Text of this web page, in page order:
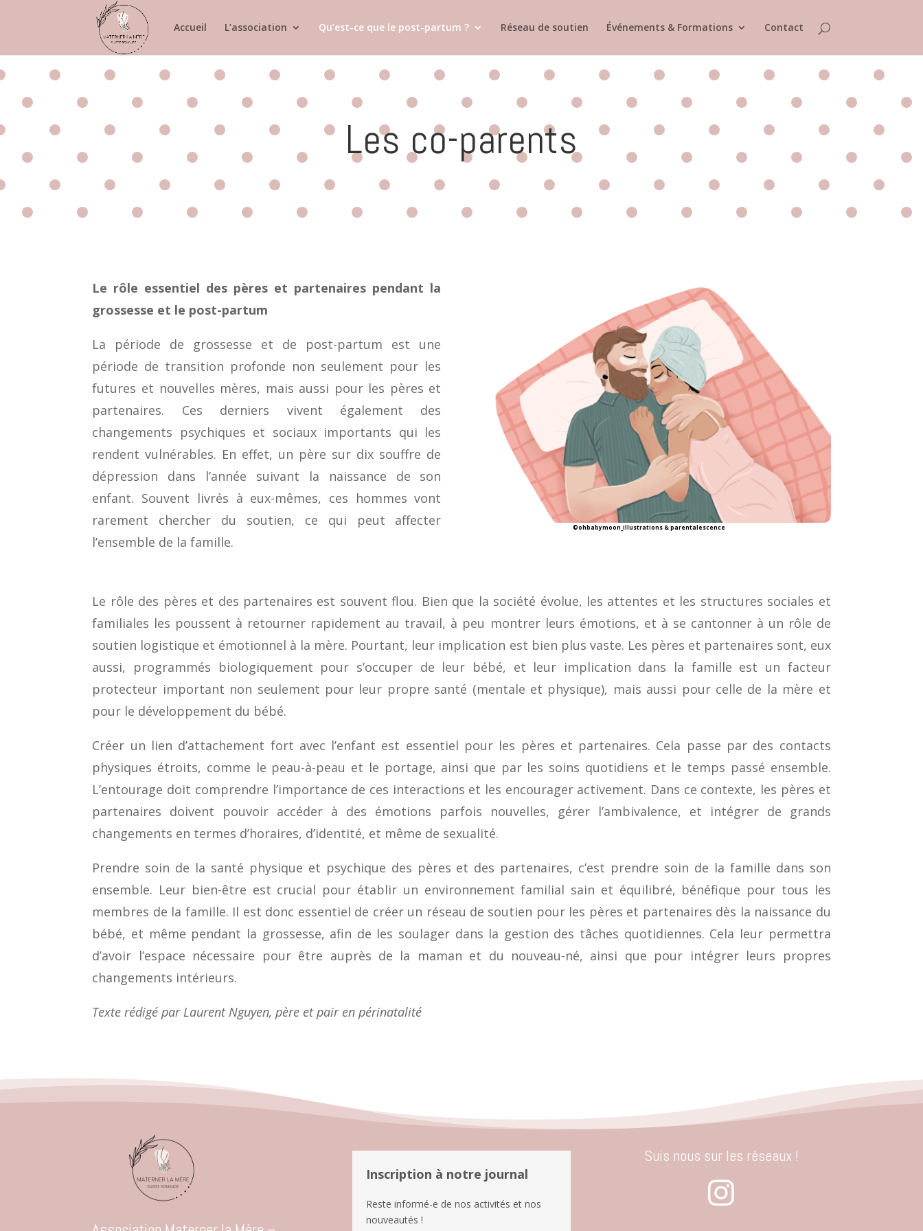
Accueil L’association Qu’est-ce que le post-partum ? Réseau de soutien Événements & Formations Contact
Les co-parents
Le rôle essentiel des pères et partenaires pendant la
grossesse et le post-partum
La période de grossesse et de post-partum est une
période de transition profonde non seulement pour les
futures et nouvelles mères, mais aussi pour les pères et
partenaires. Ces derniers vivent également des
changements psychiques et sociaux importants qui les
rendent vulnérables. En effet, un père sur dix souffre de
dépression dans l’année suivant la naissance de son
enfant. Souvent livrés à eux-mêmes, ces hommes vont
rarement chercher du soutien, ce qui peut affecter
l’ensemble de la famille.
©ohbabymoon_illustrations & parentalescence
Le rôle des pères et des partenaires est souvent flou. Bien que la société évolue, les attentes et les structures sociales et
familiales les poussent à retourner rapidement au travail, à peu montrer leurs émotions, et à se cantonner à un rôle de
soutien logistique et émotionnel à la mère. Pourtant, leur implication est bien plus vaste. Les pères et partenaires sont, eux
aussi, programmés biologiquement pour s’occuper de leur bébé, et leur implication dans la famille est un facteur
protecteur important non seulement pour leur propre santé (mentale et physique), mais aussi pour celle de la mère et
pour le développement du bébé.
Créer un lien d’attachement fort avec l’enfant est essentiel pour les pères et partenaires. Cela passe par des contacts
physiques étroits, comme le peau-à-peau et le portage, ainsi que par les soins quotidiens et le temps passé ensemble.
L’entourage doit comprendre l’importance de ces interactions et les encourager activement. Dans ce contexte, les pères et
partenaires doivent pouvoir accéder à des émotions parfois nouvelles, gérer l’ambivalence, et intégrer de grands
changements en termes d’horaires, d’identité, et même de sexualité.
Prendre soin de la santé physique et psychique des pères et des partenaires, c’est prendre soin de la famille dans son
ensemble. Leur bien-être est crucial pour établir un environnement familial sain et équilibré, bénéfique pour tous les
membres de la famille. Il est donc essentiel de créer un réseau de soutien pour les pères et partenaires dès la naissance du
bébé, et même pendant la grossesse, afin de les soulager dans la gestion des tâches quotidiennes. Cela leur permettra
d’avoir l’espace nécessaire pour être auprès de la maman et du nouveau-né, ainsi que pour intégrer leurs propres
changements intérieurs.
Texte rédigé par Laurent Nguyen, père et pair en périnatalité
Inscription à notre journal
Reste informé-e de nos activités et nos
nouveautés !
Suis nous sur les réseaux !